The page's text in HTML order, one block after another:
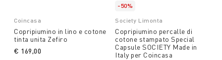
Coincasa
Copripiumino in lino e cotone
tinta unita Zefiro
€ 169,00
-50%
Society Limonta
Copripiumino percalle di
cotone stampato Special
Capsule SOCIETY Made in
Italy per Coincasa